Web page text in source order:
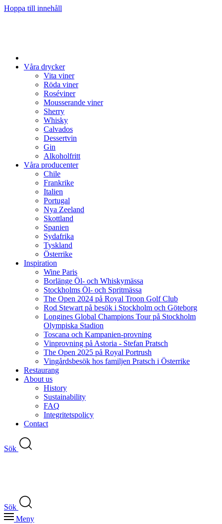
Hoppa till innehåll
Våra drycker
Vita viner
Röda viner
Roséviner
Mousserande viner
Sherry
Whisky
Calvados
Dessertvin
Gin
Alkoholfritt
Våra producenter
Chile
Frankrike
Italien
Portugal
Nya Zeeland
Skottland
Spanien
Sydafrika
Tyskland
Österrike
Inspiration
Wine Paris
Borlänge Öl- och Whiskymässa
Stockholms Öl- och Spritmässa
The Open 2024 på Royal Troon Golf Club
Rod Stewart på besök i Stockholm och Göteborg
Longines Global Champions Tour på Stockholm
Olympiska Stadion
Toscana och Kampanien-provning
Vinprovning på Astoria - Stefan Pratsch
The Open 2025 på Royal Portrush
Vingårdsbesök hos familjen Pratsch i Österrike
Restaurang
About us
History
Sustainability
FAQ
Integritetspolicy
Contact
Sök
Sök
Meny